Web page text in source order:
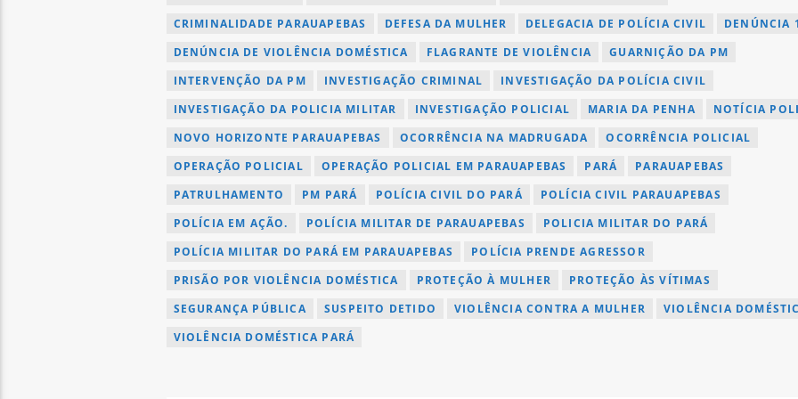
CRIMINALIDADE PARAUAPEBAS
DEFESA DA MULHER DELEGACIA DE POLÍCIA CIVIL
DENÚNCIA
DENÚNCIA DE VIOLÊNCIA DOMÉSTICA
FLAGRANTE DE VIOLÊNCIA
GUARNIÇÃO DA PM
INTERVENÇÃO DA PM
INVESTIGAÇÃO CRIMINAL
INVESTIGAÇÃO DA POLÍCIA CIVIL
INVESTIGAÇÃO DA POLICIA MILITAR
INVESTIGAÇÃO POLICIAL MARIA DA PENHA
NOTÍCIA
NOVO HORIZONTE PARAUAPEBAS
OCORRÊNCIA NA MADRUGADA
OCORRÊNCIA POLICIAL
OPERAÇÃO POLICIAL
OPERAÇÃO POLICIAL EM PARAUAPEBAS PARÁ
PARAUAPEBAS
PATRULHAMENTO
PM PARÁ POLÍCIA CIVIL DO PARÁ
POLÍCIA CIVIL PARAUAPEBAS
POLÍCIA EM AÇÃO.
POLÍCIA MILITAR DE PARAUAPEBAS
POLICIA MILITAR DO PARÁ
POLÍCIA MILITAR DO PARÁ EM PARAUAPEBAS
POLÍCIA PRENDE AGRESSOR
PRISÃO POR VIOLÊNCIA DOMÉSTICA
PROTEÇÃO À MULHER
PROTEÇÃO ÀS VÍTIMAS
SEGURANÇA PÚBLICA
SUSPEITO DETIDO VIOLÊNCIA CONTRA A MULHER
VIOLÊNCIA
VIOLÊNCIA DOMÉSTICA PARÁ